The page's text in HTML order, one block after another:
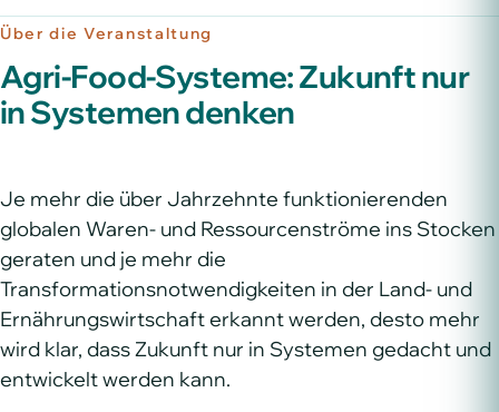
Über die Veranstaltung
Agri-Food-Systeme: Zukunft nur
in Systemen denken
Je mehr die über Jahrzehnte funktionierenden
globalen Waren- und Ressourcenströme ins Stocken
geraten und je mehr die
Transformationsnotwendigkeiten in der Land- und
Ernährungswirtschaft erkannt werden, desto mehr
wird klar, dass Zukunft nur in Systemen gedacht und
entwickelt werden kann.